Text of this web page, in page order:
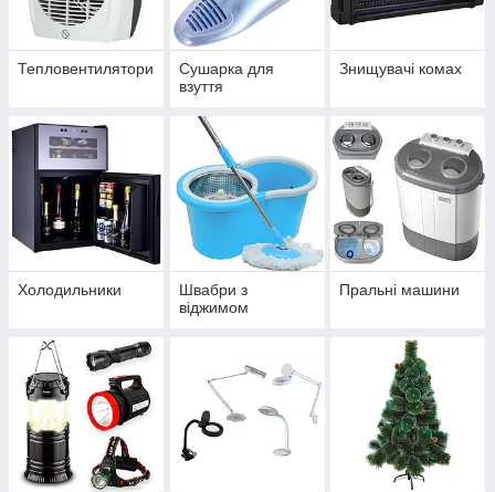
Тепловентилятори
Сушарка для
взуття
Знищувачі комах
Холодильники
Швабри з
віджимом
Пральні машини